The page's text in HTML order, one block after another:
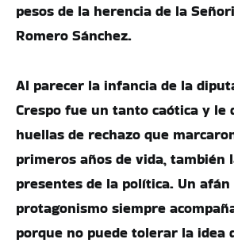
pesos de la herencia de la
Romero Sánchez.
Al parecer la infancia de la
Crespo fue un tanto caótica y le
huellas de rechazo que
primeros años de vida, también
presentes de la política. Un afán
protagonismo siempre
porque no puede tolerar la idea